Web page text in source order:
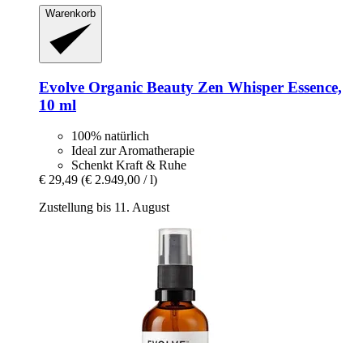
Warenkorb
Evolve Organic Beauty Zen Whisper Essence,
10 ml
100% natürlich
Ideal zur Aromatherapie
Schenkt Kraft & Ruhe
€ 29,49 (€ 2.949,00 / l)
Zustellung bis 11. August